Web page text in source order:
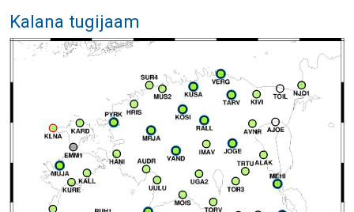
Kalana tugijaam